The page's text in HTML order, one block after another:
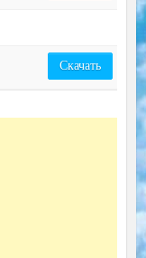
Скачать